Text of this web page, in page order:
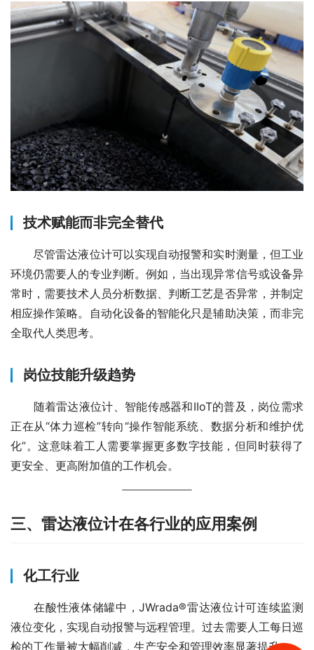
技术赋能而非完全替代
尽管雷达液位计可以实现自动报警和实时测量，但工业
环境仍需要人的专业判断。例如，当出现异常信号或设备异
常时，需要技术人员分析数据、判断工艺是否异常，并制定
相应操作策略。自动化设备的智能化只是辅助决策，而非完
全取代人类思考。
岗位技能升级趋势
随着雷达液位计、智能传感器和IIoT的普及，岗位需求
正在从“体力巡检”转向“操作智能系统、数据分析和维护优
化”。这意味着工人需要掌握更多数字技能，但同时获得了
更安全、更高附加值的工作机会。
三、雷达液位计在各行业的应用案例
化工行业
在酸性液体储罐中，JWrada®雷达液位计可连续监测
液位变化，实现自动报警与远程管理。过去需要人工每日巡
检的工作量被大幅削减，生产安全和管理效率显著提升。